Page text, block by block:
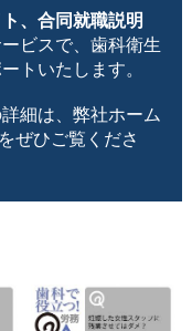
、合同就職説明
ビスで、歯科衛生
トいたします。
細は、弊社ホーム
をぜひご覧くださ